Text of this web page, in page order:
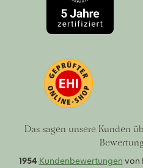
Das sagen unsere Kunden
1954 Kundenbewertungen von